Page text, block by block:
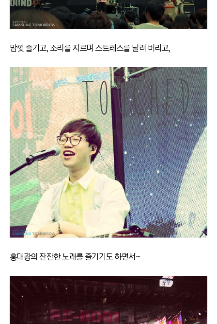
맘껏 즐기고, 소리를 지르며 스트레스를 날려 버리고,
홍대광의 잔잔한 노래를 즐기기도 하면서~